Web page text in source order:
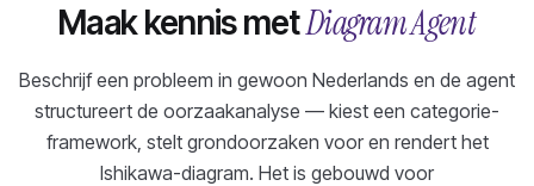
Maak kennis metDiagram Agent
Beschrijf een probleem in gewoon Nederlands en de agent
structureert de oorzaakanalyse — kiest een categorie-
framework, stelt grondoorzaken voor en rendert het
Ishikawa-diagram. Het is gebouwd voor